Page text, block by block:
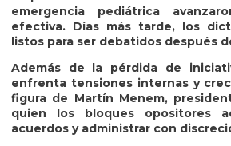
emergencia pediátrica
efectiva. Días más tarde, los
listos para ser debatidos después
Además de la pérdida de
enfrenta tensiones internas y
figura de Martín Menem,
quien los bloques opositores
acuerdos y administrar con